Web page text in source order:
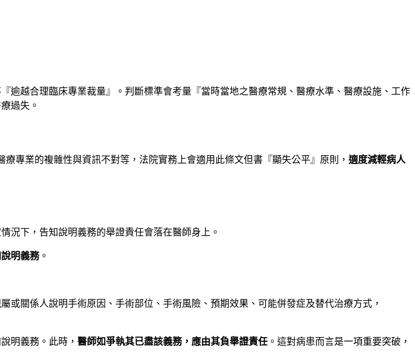
逾越合理臨床專業裁量』。判斷標準會考量『當時當地之醫療常規、醫療水準、醫療設施、工作
過失。
專業的複雜性與資訊不對等，法院實務上會適用此條文但書『顯失公平』原則， 適度減輕病人
況下，告知說明義務的舉證責任會落在醫師身上。
明義務。
或關係人說明手術原因、手術部位、手術風險、預期效果、可能併發症及替代治療方式，
明義務。此時， 醫師如爭執其已盡該義務，應由其負舉證責任 。這對病患而言是一項重要突破，